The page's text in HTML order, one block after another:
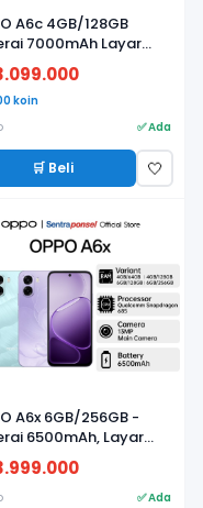
A6c 4GB/128GB
7000mAh Layar
koin
✅ Ada
🛒 Beli 🤍
A6x 6GB/256GB -
6500mAh, Layar
& Snapdragon 685
✅ Ada